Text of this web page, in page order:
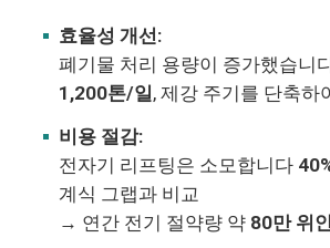
효율성 개선:
폐기물 처리 용량이 증가했습니
1,200톤/일, 제강 주기를 단축하
비용 절감:
전자기 리프팅은 소모합니다
계식 그랩과 비교
→ 연간 전기 절약량 약 80만 위